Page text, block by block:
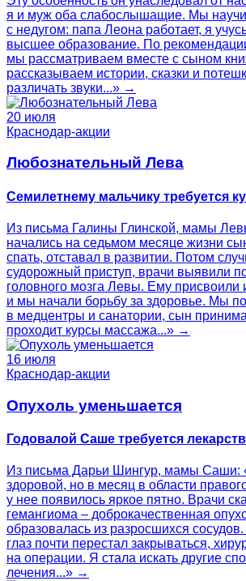
я и муж оба слабослышащие. Мы
с недугом: папа Леона работает, я
высшее образование. По
мы рассматриваем вместе с сыном
рассказываем истории, сказки и
различать звуки...» →
20 июля
Краснодар-акции
Любознательный Лева
Семилетнему мальчику требуется
Из письма Галины Глинской, мамы
начались на седьмом месяце жизни
спать, отставал в развитии. Потом
судорожный приступ, врачи выявили
головного мозга Левы. Ему присвоили
и мы начали борьбу за здоровье. Мы
в медцентры и санатории, сын
проходит курсы массажа...» →
16 июля
Краснодар-акции
Опухоль уменьшается
Годовалой Саше требуется
Из письма Дарьи Шингур, мамы Саши:
здоровой, но в месяц в области
у нее появилось яркое пятно. Врачи
гемангиома – доброкачественная
образовалась из разросшихся
глаз почти перестал закрываться,
на операции. Я стала искать другие
лечения...» →